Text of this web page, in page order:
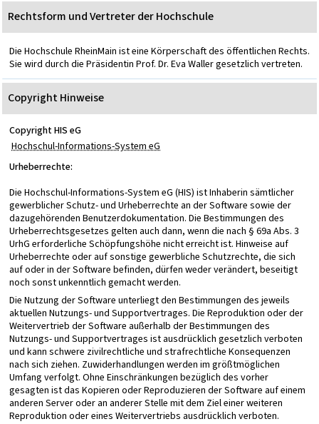
Rechtsform und Vertreter der Hochschule
Die Hochschule RheinMain ist eine Körperschaft des öffentlichen Rechts.
Sie wird durch die Präsidentin Prof. Dr. Eva Waller gesetzlich vertreten.
Copyright Hinweise
Copyright HIS eG
Hochschul-Informations-System eG
Urheberrechte:
Die Hochschul-Informations-System eG (HIS) ist Inhaberin sämtlicher
gewerblicher Schutz- und Urheberrechte an der Software sowie der
dazugehörenden Benutzerdokumentation. Die Bestimmungen des
Urheberrechtsgesetzes gelten auch dann, wenn die nach § 69a Abs. 3
UrhG erforderliche Schöpfungshöhe nicht erreicht ist. Hinweise auf
Urheberrechte oder auf sonstige gewerbliche Schutzrechte, die sich
auf oder in der Software befinden, dürfen weder verändert, beseitigt
noch sonst unkenntlich gemacht werden.
Die Nutzung der Software unterliegt den Bestimmungen des jeweils
aktuellen Nutzungs- und Supportvertrages. Die Reproduktion oder der
Weitervertrieb der Software außerhalb der Bestimmungen des
Nutzungs- und Supportvertrages ist ausdrücklich gesetzlich verboten
und kann schwere zivilrechtliche und strafrechtliche Konsequenzen
nach sich ziehen. Zuwiderhandlungen werden im größtmöglichen
Umfang verfolgt. Ohne Einschränkungen bezüglich des vorher
gesagten ist das Kopieren oder Reproduzieren der Software auf einem
anderen Server oder an anderer Stelle mit dem Ziel einer weiteren
Reproduktion oder eines Weitervertriebs ausdrücklich verboten.